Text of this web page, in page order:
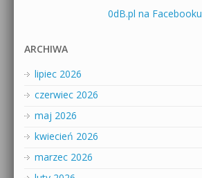
0dB.pl na Facebooku
ARCHIWA
lipiec 2026
czerwiec 2026
maj 2026
kwiecień 2026
marzec 2026